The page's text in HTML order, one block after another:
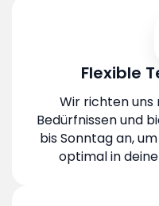
Flexible
Wir richten uns
Bedürfnissen und
bis Sonntag an,
optimal in